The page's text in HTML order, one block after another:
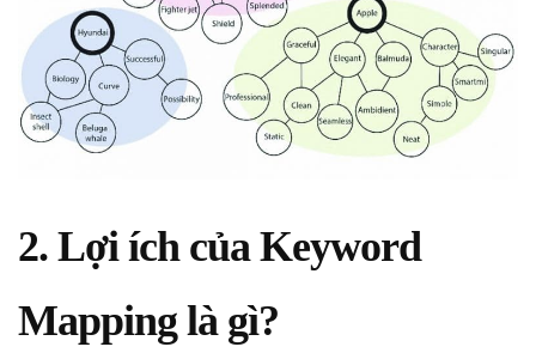
2. Lợi ích của Keyword
Mapping là gì?